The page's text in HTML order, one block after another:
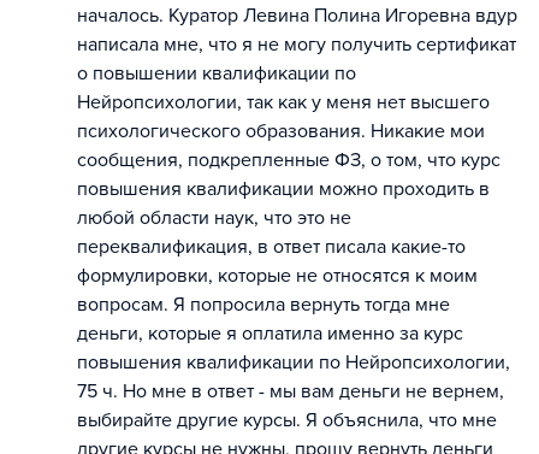
началось. Куратор Левина Полина Игоревна вдур
написала мне, что я не могу получить сертификат
о повышении квалификации по
Нейропсихологии, так как у меня нет высшего
психологического образования. Никакие мои
сообщения, подкрепленные ФЗ, о том, что курс
повышения квалификации можно проходить в
любой области наук, что это не
переквалификация, в ответ писала какие-то
формулировки, которые не относятся к моим
вопросам. Я попросила вернуть тогда мне
деньги, которые я оплатила именно за курс
повышения квалификации по Нейропсихологии,
75 ч. Но мне в ответ - мы вам деньги не вернем,
выбирайте другие курсы. Я объяснила, что мне
другие курсы не нужны, прошу вернуть деньги